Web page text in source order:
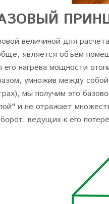
величиной для
является объем
его нагрева мощности
умножив между
мы получим это
и не отражает
ведущих к его